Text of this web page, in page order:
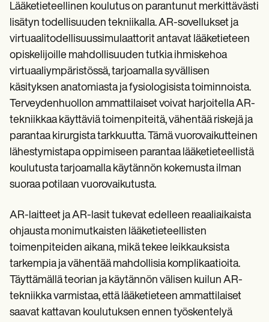
Lääketieteellinen koulutus on parantunut merkittävästi
lisätyn todellisuuden tekniikalla. AR-sovellukset ja
virtuaalitodellisuussimulaattorit antavat lääketieteen
opiskelijoille mahdollisuuden tutkia ihmiskehoa
virtuaaliympäristössä, tarjoamalla syvällisen
käsityksen anatomiasta ja fysiologisista toiminnoista.
Terveydenhuollon ammattilaiset voivat harjoitella AR-
tekniikkaa käyttäviä toimenpiteitä, vähentää riskejä ja
parantaa kirurgista tarkkuutta. Tämä vuorovaikutteinen
lähestymistapa oppimiseen parantaa lääketieteellistä
koulutusta tarjoamalla käytännön kokemusta ilman
suoraa potilaan vuorovaikutusta.
AR-laitteet ja AR-lasit tukevat edelleen reaaliaikaista
ohjausta monimutkaisten lääketieteellisten
toimenpiteiden aikana, mikä tekee leikkauksista
tarkempia ja vähentää mahdollisia komplikaatioita.
Täyttämällä teorian ja käytännön välisen kuilun AR-
tekniikka varmistaa, että lääketieteen ammattilaiset
saavat kattavan koulutuksen ennen työskentelyä